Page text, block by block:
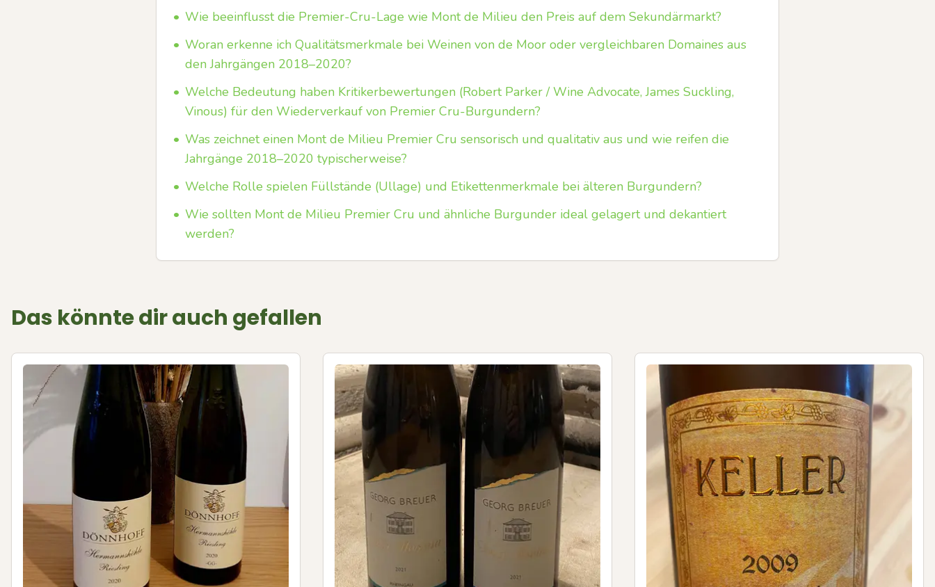
• Wie beeinflusst die Premier-Cru-Lage wie Mont de Milieu den Preis auf dem Sekundärmarkt?
• Woran erkenne ich Qualitätsmerkmale bei Weinen von de Moor oder vergleichbaren Domaines aus
den Jahrgängen 2018–2020?
• Welche Bedeutung haben Kritikerbewertungen (Robert Parker / Wine Advocate, James Suckling,
Vinous) für den Wiederverkauf von Premier Cru-Burgundern?
• Was zeichnet einen Mont de Milieu Premier Cru sensorisch und qualitativ aus und wie reifen die
Jahrgänge 2018–2020 typischerweise?
• Welche Rolle spielen Füllstände (Ullage) und Etikettenmerkmale bei älteren Burgundern?
• Wie sollten Mont de Milieu Premier Cru und ähnliche Burgunder ideal gelagert und dekantiert
werden?
Das könnte dir auch gefallen